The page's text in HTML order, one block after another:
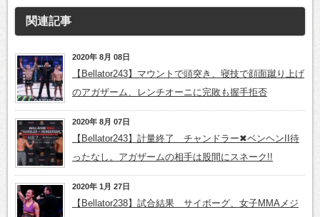
関連記事
2020年 8月 08日
【Bellator243】マウントで頭突き、寝技で顔面蹴り上げ
のアガザーム、レンチオーニに完敗も握手拒否
2020年 8月 07日
【Bellator243】計量終了 チャンドラー✖ベンヘンII待
ったなし。アガザームの相手は股間にスネーク!!
2020年 1月 27日
【Bellator238】試合結果 サイボーグ、女子MMAメジ